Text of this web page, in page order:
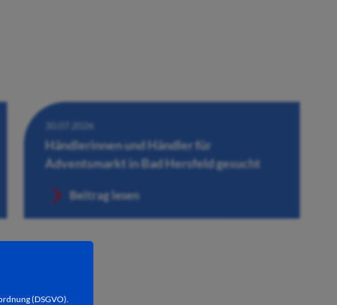
(DSGVO).
30.07.2026
Händlerinnen und Händler für
Adventsmarkt in Bad Hersfeld gesucht
Beitrag lesen